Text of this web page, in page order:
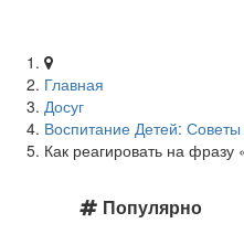
Главная
Досуг
Воспитание Детей:
Как реагировать на
Популярно